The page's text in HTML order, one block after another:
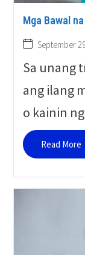
Mga Bawal
September
Sa unang
ang ilang
o kainin
Read More